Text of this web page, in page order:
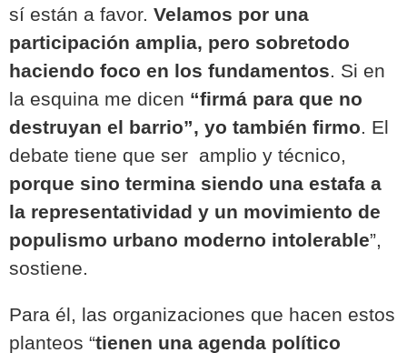
sí están a favor. Velamos por una
participación amplia, pero sobretodo
haciendo foco en los fundamentos . Si en
la esquina me dicen “firmá para que no
destruyan el barrio”, yo también firmo
El
debate tiene que ser amplio y técnico,
porque sino termina siendo una estafa a
la representatividad y un movimiento de
populismo urbano moderno intolerable”
sostiene.
Para él, las organizaciones que hacen estos
planteos “tienen una agenda político